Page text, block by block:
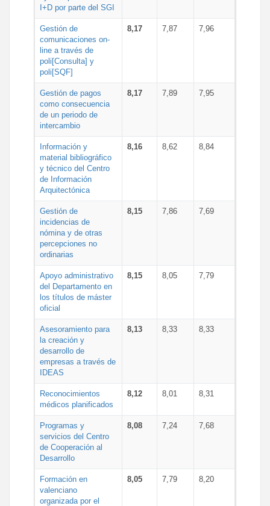
I+D por parte del SGI
Gestión de
comunicaciones on-
line a través de
poli[Consulta] y
poli[SQF]
8,17 7,87 7,96
Gestión de pagos
como consecuencia
de un periodo de
intercambio
8,17 7,89 7,95
Información y
material bibliográfico
y técnico del Centro
de Información
Arquitectónica
8,16 8,62 8,84
Gestión de
incidencias de
nómina y de otras
percepciones no
ordinarias
8,15 7,86 7,69
Apoyo administrativo
del Departamento en
los títulos de máster
oficial
8,15 8,05 7,79
Asesoramiento para
la creación y
desarrollo de
empresas a través de
IDEAS
8,13 8,33 8,33
Reconocimientos
médicos planificados
8,12 8,01 8,31
Programas y
servicios del Centro
de Cooperación al
Desarrollo
8,08 7,24 7,68
Formación en
valenciano
organizada por el
8,05 7,79 8,20